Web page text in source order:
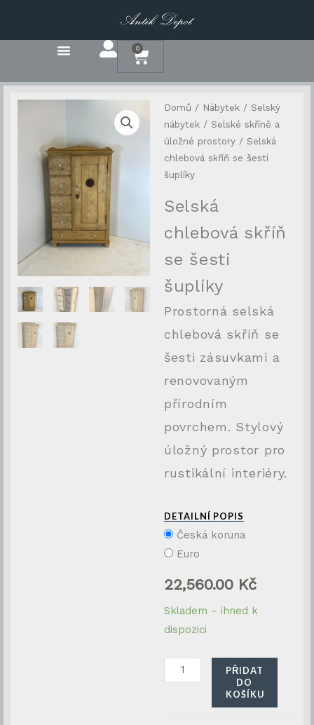
0
Cart
Domů / Nábytek / Selský
nábytek / Selské skříně a
úložné prostory / Selská
chlebová skříň se šesti
šuplíky
Selská
chlebová skříň
se šesti
šuplíky
Prostorná selská
chlebová skříň se
šesti zásuvkami a
renovovaným
přírodním
povrchem. Stylový
úložný prostor pro
rustikální interiéry.
DETAILNÍ POPIS
Česká koruna
Euro
22,560.00 Kč
Skladem – ihned k
dispozici
Selská
chlebová
šesti
PŘIDAT
DO
KOŠÍKU